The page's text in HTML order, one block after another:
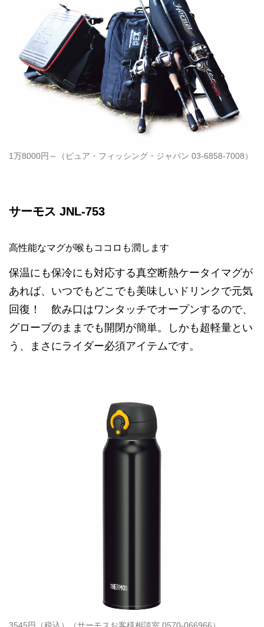
1万8000円～（ピュア・フィッシング・ジャパン 03-6858-7008）
サーモス JNL-753
高性能なマグが喉もココロも潤します
保温にも保冷にも対応する真空断熱ケータイマグが
あれば、いつでもどこでも美味しいドリンクで元気
回復！ 飲み口はワンタッチでオープンするので、
グローブのままでも開閉が簡単。しかも超軽量とい
う、まさにライダー必須アイテムです。